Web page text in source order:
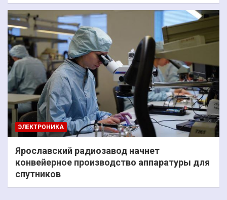
ЭЛЕКТРОНИКА
Ярославский радиозавод начнет
конвейерное производство аппаратуры для
спутников